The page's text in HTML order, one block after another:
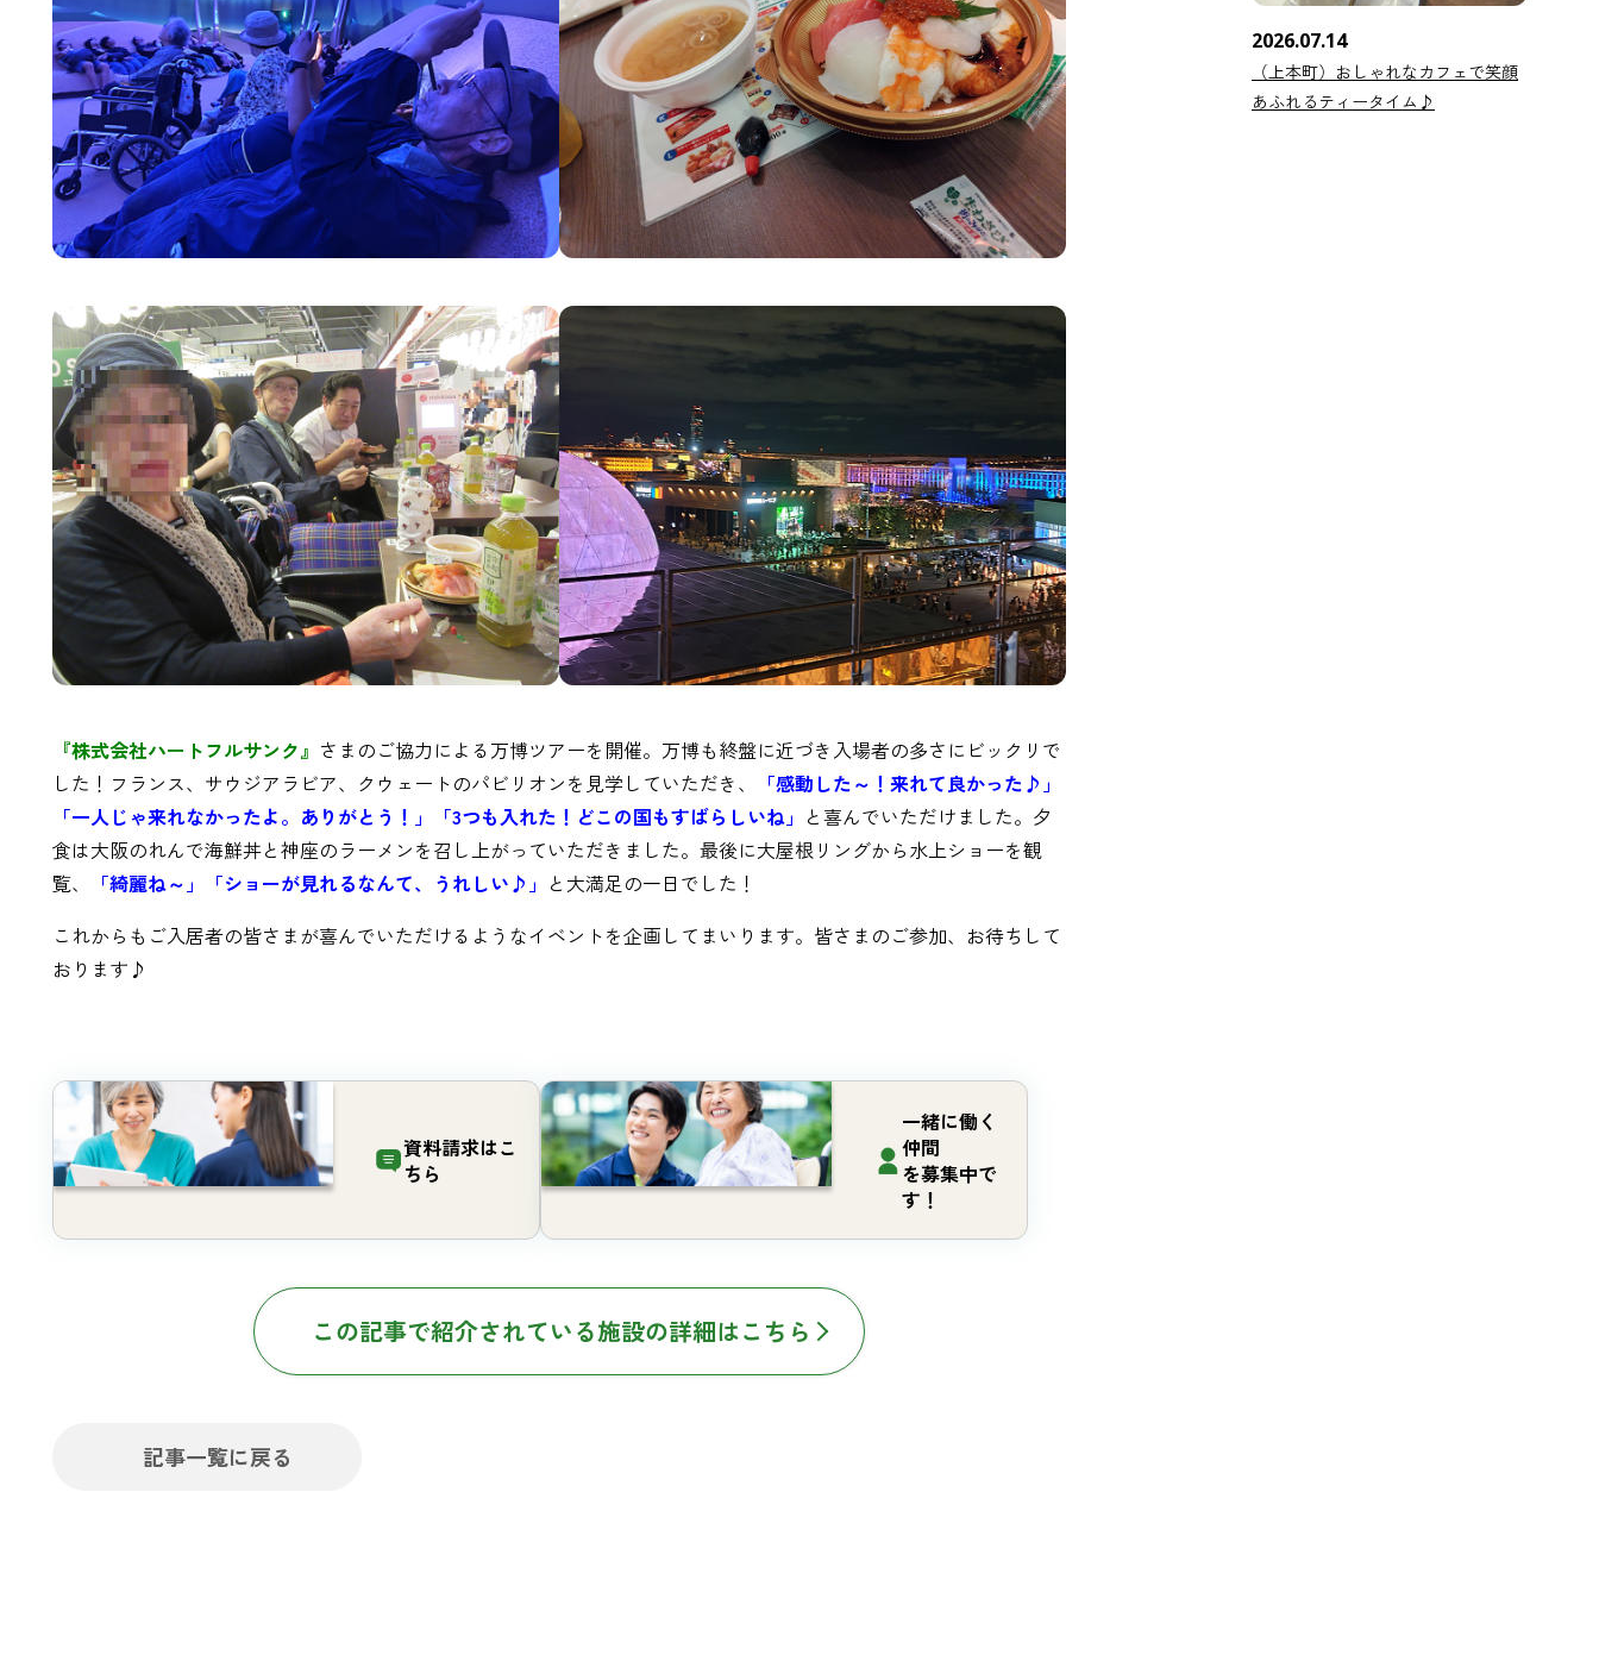
『株式会社ハートフルサンク』 さまのご協力による万博ツアーを開催。万博も終盤に近づき入場者の多さにビックリで
した！フランス、サウジアラビア、クウェートのパビリオンを見学していただき、
「感動した～！来れて良かった♪」
「一人じゃ来れなかったよ。ありがとう！」「3つも入れた！どこの国もすばらしいね」 と喜んでいただけました。夕
食は大阪のれんで海鮮丼と神座のラーメンを召し上がっていただきました。最後に大屋根リングから水上ショーを観
覧、
「綺麗ね～」「ショーが見れるなんて、うれしい♪」 と大満足の一日でした！
これからもご入居者の皆さまが喜んでいただけるようなイベントを企画してまいります。皆さまのご参加、お待ちして
おります♪
資料請求はこ
ちら
一緒に働く
仲間
を募集中で
す！
この記事で紹介されている施設の詳細はこちら
記事一覧に戻る
2026.07.14
（上本町）おしゃれなカフェで笑顔
あふれるティータイム♪